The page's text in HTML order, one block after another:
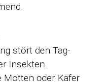
stört den Tag-
Insekten.
Motten oder Käfer